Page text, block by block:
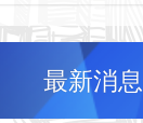
最新消息